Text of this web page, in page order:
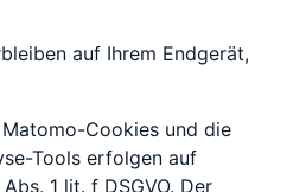
auf Ihrem Endgerät,
Cookies und die
Tools erfolgen auf
1 lit. f DSGVO. Der